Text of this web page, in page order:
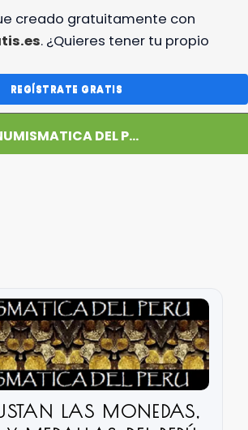
NUMISMATICA DEL PERU
LAS MONEDAS,
creado gratuitamente con
. ¿Quieres tener tu propio
REGÍSTRATE GRATIS